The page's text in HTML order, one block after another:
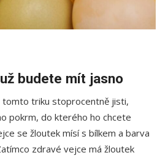
budete mít jasno
tomto triku stoprocentně jisti,
pokrm, do kterého ho chcete
se žloutek mísí s bílkem a barva
zdravé vejce má žloutek